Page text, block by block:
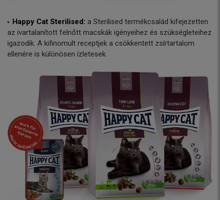
Happy Cat Sterilised: a Sterilised termékcsalád kifejezetten
az ivartalanított felnőtt macskák igényeihez és szükségleteihez
igazodik. A kifinomult receptjek a csökkentett zsírtartalom
ellenére is különösen ízletesek.